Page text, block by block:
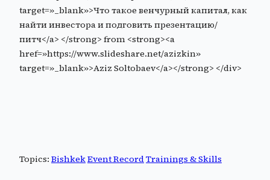
target=»_blank»>Что такое венчурный капитал, как
найти инвестора и подговить презентацию/
питч</a> </strong> from <strong><a
href=»https://www.slideshare.net/azizkin»
target=»_blank»>Aziz Soltobaev</a></strong> </div>
Topics: BishkekEvent RecordTrainings & Skills